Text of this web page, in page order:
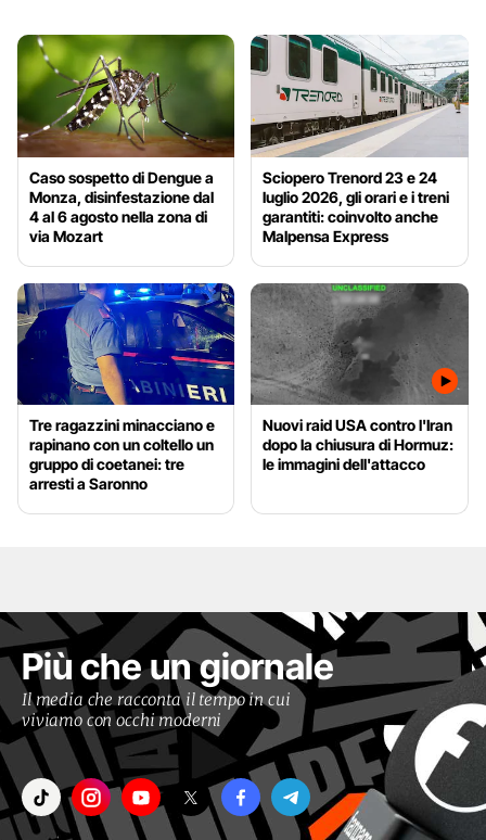
Caso sospetto di Dengue a
Monza, disinfestazione dal
4 al 6 agosto nella zona di
via Mozart
Sciopero Trenord 23 e 24
luglio 2026, gli orari e i treni
garantiti: coinvolto anche
Malpensa Express
Tre ragazzini minacciano e
rapinano con un coltello un
gruppo di coetanei: tre
arresti a Saronno
Nuovi raid USA contro l'Iran
dopo la chiusura di Hormuz:
le immagini dell'attacco
Più che un giornale
Il media che racconta il tempo in cui
viviamo con occhi moderni